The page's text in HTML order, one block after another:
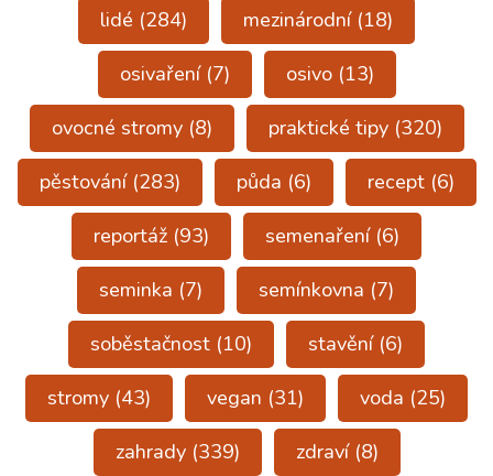
lidé (284) mezinárodní(18)
osivaření(7) osivo(13)
ovocné stromy(8) praktické tipy(320)
pěstování(283) půda (6) recept(6)
reportáž (93) semenaření(6)
seminka (7) semínkovna (7)
soběstačnost (10) stavění(6)
stromy (43) vegan (31) voda (25)
zahrady(339) zdraví(8)